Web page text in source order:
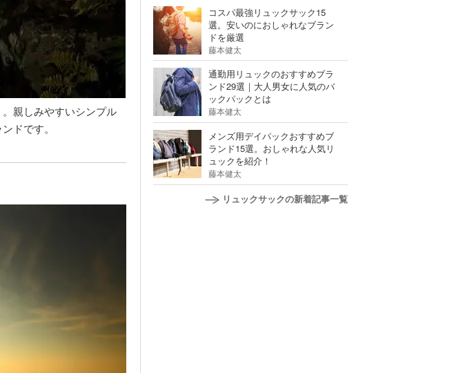
親しみやすいシンプル
ドです。
コスパ最強リュックサック15
選。安いのにおしゃれなブラン
ドを厳選
藤本健太
通勤用リュックのおすすめブラ
ンド29選｜大人男女に人気のバ
ックパックとは
藤本健太
メンズ用デイパックおすすめブ
ランド15選。おしゃれな人気リ
ュックを紹介！
藤本健太
リュックサックの新着記事一覧